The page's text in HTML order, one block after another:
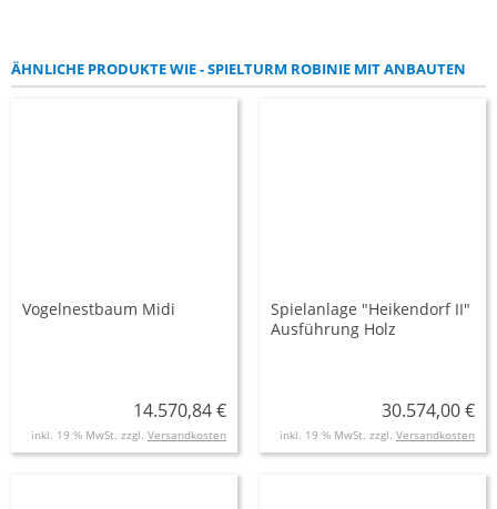
ÄHNLICHE PRODUKTE WIE - SPIELTURM ROBINIE MIT ANBAUTEN
Vogelnestbaum Midi
14.570,84 €
inkl. 19 % MwSt. zzgl. Versandkosten
Spielanlage "Heikendorf II"
Ausführung Holz
30.574,00 €
inkl. 19 % MwSt. zzgl. Versandkosten